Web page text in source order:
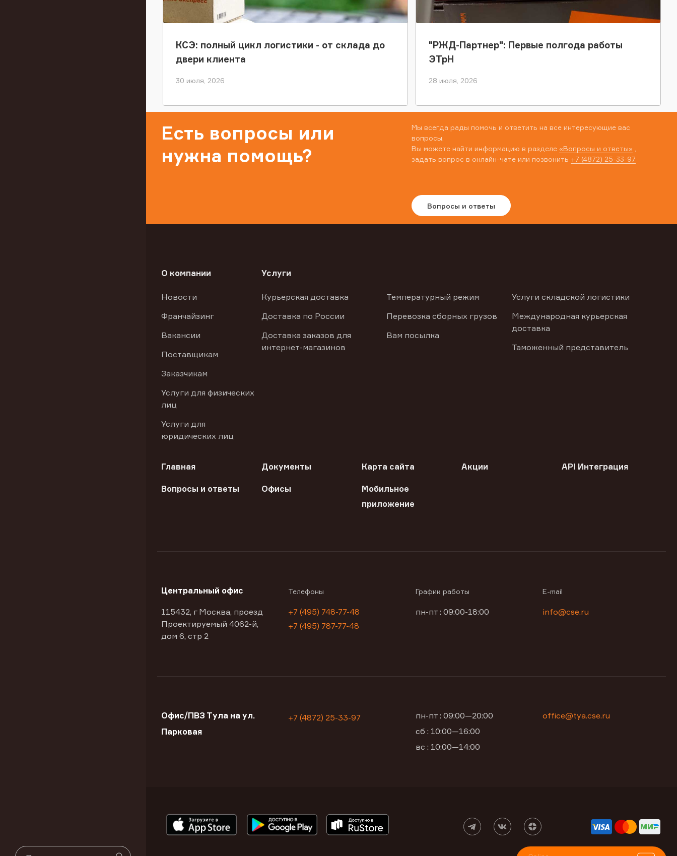
КСЭ: полный цикл логистики - от склада до
двери клиента
30 июля, 2026
"РЖД-Партнер": Первые полгода работы
ЭТрН
28 июля, 2026
Есть вопросы или
нужна помощь?
Мы всегда рады помочь и ответить на все интересующие вас
вопросы.
Вы можете найти информацию в разделе «Вопросы и ответы»
задать вопрос в онлайн-чате или позвонить +7 (4872) 25-33-97
Вопросы и ответы
О компании
Новости
Франчайзинг
Вакансии
Поставщикам
Заказчикам
Услуги для физических
лиц
Услуги для
юридических лиц
Услуги
Курьерская доставка
Доставка по России
Доставка заказов для
интернет-магазинов
Температурный режим
Перевозка сборных грузов
Вам посылка
Услуги складской логистики
Международная курьерская
доставка
Таможенный представитель
Главная Документы Карта сайта Акции API Интеграция
Вопросы и ответы Офисы
Мобильное
приложение
Центральный офис
115432, г Москва, проезд
Проектируемый 4062-й,
дом 6, стр 2
Телефоны
+7 (495) 748-77-48
+7 (495) 787-77-48
График работы
пн-пт : 09:00-18:00
E-mail
info@cse.ru
Офис/ПВЗ Тула на ул.
Парковая
+7 (4872) 25-33-97
пн-пт : 09:00—20:00
сб : 10:00—16:00
вс : 10:00—14:00
office@tya.cse.ru